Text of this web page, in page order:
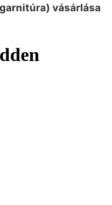
vásárlása